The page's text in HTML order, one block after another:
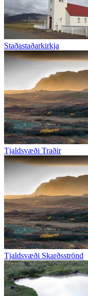
Staðastaðarkirkja
Tjaldsvæði Traðir
Tjaldsvæði Skarðsströnd